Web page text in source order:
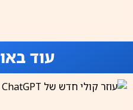
עוד